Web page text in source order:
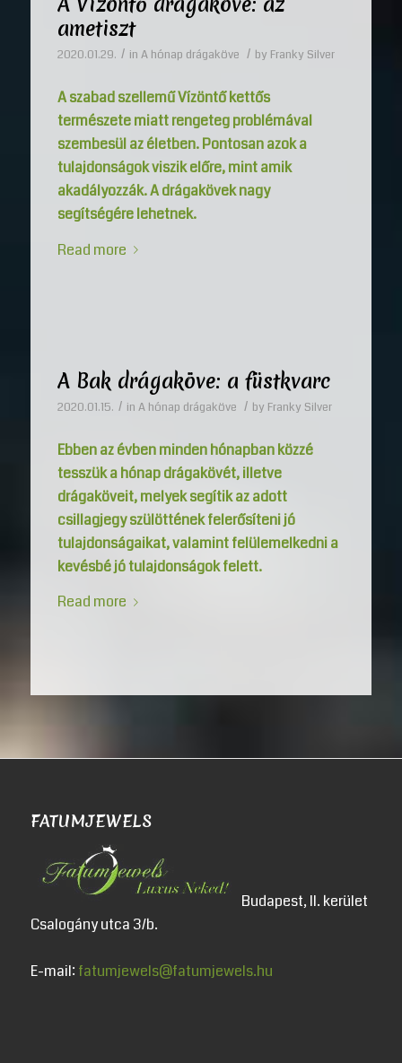
ametiszt
2020.01.29. / in A hónap drágaköve / by Franky Silver
A szabad szellemű Vízöntő kettős
természete miatt rengeteg problémával
szembesül az életben. Pontosan azok a
tulajdonságok viszik előre, mint amik
akadályozzák. A drágakövek nagy
segítségére lehetnek.
Read more
A Bak drágaköve: a füstkvarc
2020.01.15. / in A hónap drágaköve / by Franky Silver
Ebben az évben minden hónapban közzé
tesszük a hónap drágakövét, illetve
drágaköveit, melyek segítik az adott
csillagjegy szülöttének felerősíteni jó
tulajdonságaikat, valamint felülemelkedni a
kevésbé jó tulajdonságok felett.
Read more
FATUMJEWELS
Budapest, II. kerület
Csalogány utca 3/b.
E-mail: fatumjewels@fatumjewels.hu